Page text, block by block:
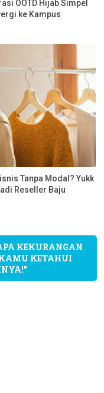
OOTD Hijab Simpel
ke Kampus
Tanpa Modal? Yukk
Reseller Baju
KEKURANGAN
KAMU KETAHUI